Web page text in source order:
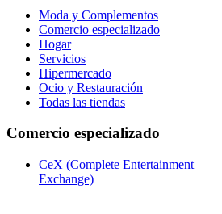
Moda y Complementos
Comercio especializado
Hogar
Servicios
Hipermercado
Ocio y Restauración
Todas las tiendas
Comercio especializado
CeX (Complete Entertainment
Exchange)